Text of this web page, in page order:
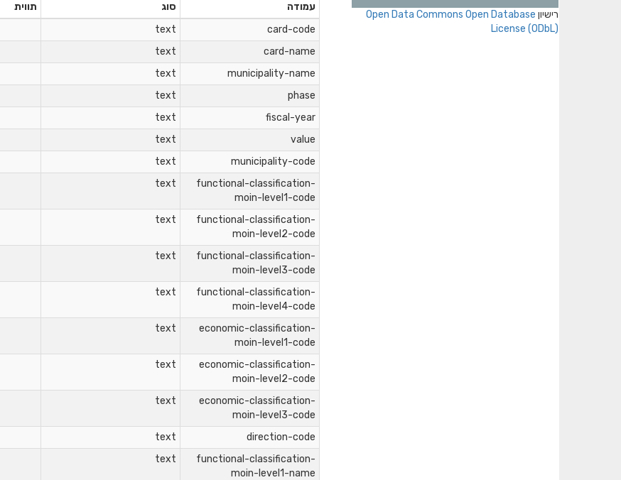
רישיון Open Data Commons Open Database
License (ODbL)
עמודה סוג תווית
card-code
text
card-name
text
municipality-name
text
phase
text
fiscal-year
text
value
text
municipality-code
text
functional-classification-
moin-level1-code
text
functional-classification-
moin-level2-code
text
functional-classification-
moin-level3-code
text
functional-classification-
moin-level4-code
text
economic-classification-
moin-level1-code
text
economic-classification-
moin-level2-code
text
economic-classification-
moin-level3-code
text
direction-code
text
functional-classification-
moin-level1-name
text